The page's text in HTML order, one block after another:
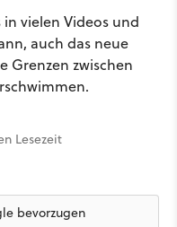
vielen Videos und
auch das neue
Grenzen zwischen
Lesezeit
bevorzugen